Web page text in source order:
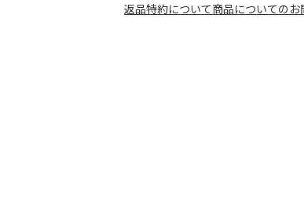
返品特約について商品についてのお